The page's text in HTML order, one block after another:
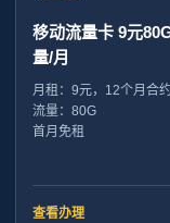
移动流量卡 9元
量/月
月租：9元，12个月合约
流量：80G
首月免租
查看办理